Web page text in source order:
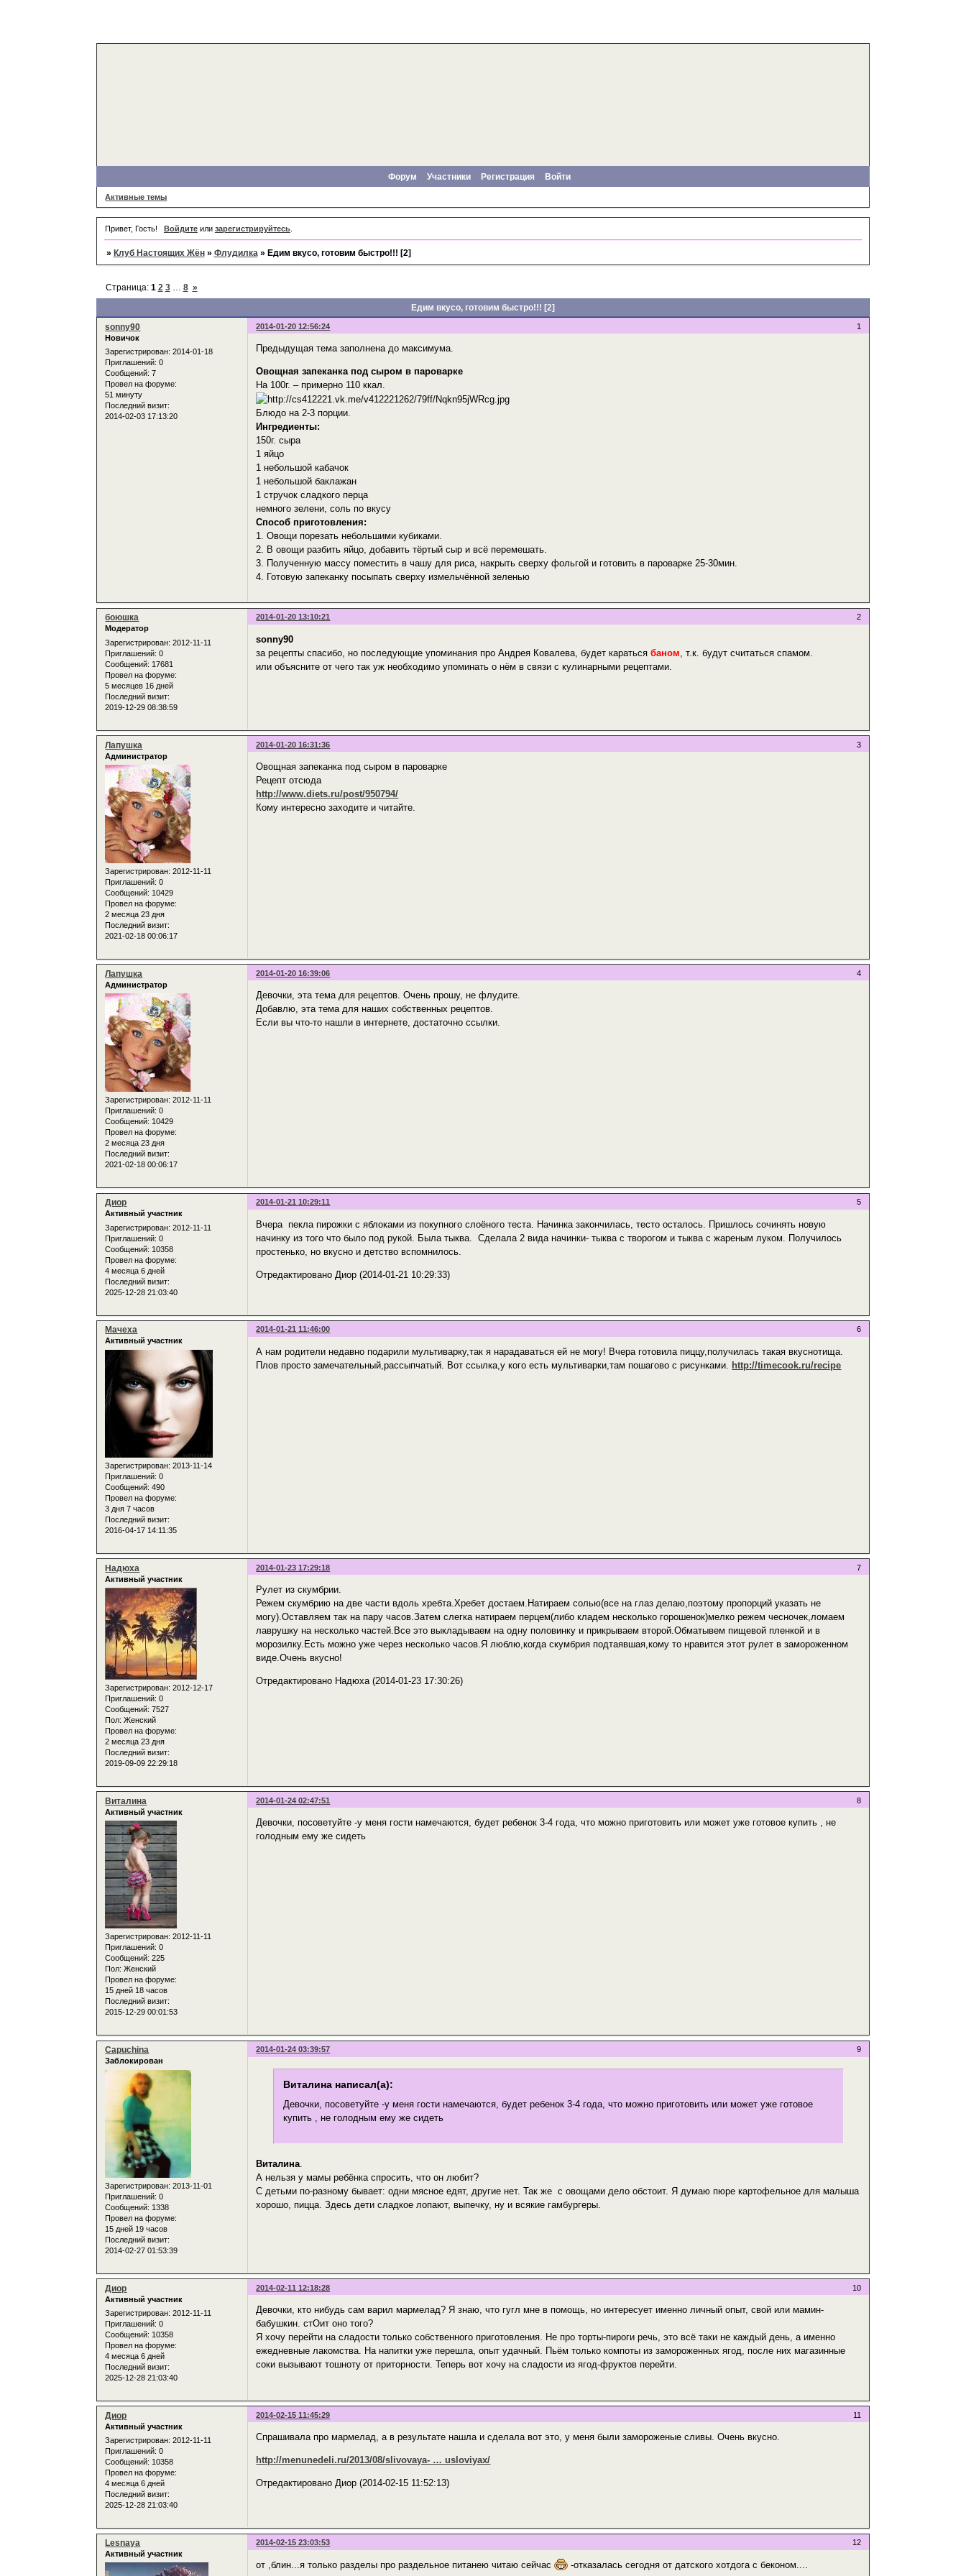
Форум Участники Регистрация Войти
Активные темы
Привет, Гость! Войдитеили зарегистрируйтесь.
» Клуб Настоящих Жён » Флудилка » Едим вкусо, готовим быстро!!! [2]
Едим вкусо, готовим быстро!!! [2]
Страница: 1 2 3 … 8 »
1
2014-01-20 12:56:24
sonny90
Новичок
Зарегистрирован: 2014-01-18
Приглашений: 0
Сообщений: 7
Провел на форуме:
51 минуту
Последний визит:
2014-02-03 17:13:20
Предыдущая тема заполнена до максимума.
Овощная запеканка под сыром в пароварке
На 100г. – примерно 110 ккал.
Блюдо на 2-3 порции.
Ингредиенты:
150г. сыра
1 яйцо
1 небольшой кабачок
1 небольшой баклажан
1 стручок сладкого перца
немного зелени, соль по вкусу
Способ приготовления:
1. Овощи порезать небольшими кубиками.
2. В овощи разбить яйцо, добавить тёртый сыр и всё перемешать.
3. Полученную массу поместить в чашу для риса, накрыть сверху фольгой и готовить в пароварке 25-30мин.
4. Готовую запеканку посыпать сверху измельчённой зеленью
2
2014-01-20 13:10:21
боюшка
Модератор
Зарегистрирован: 2012-11-11
Приглашений: 0
Сообщений: 17681
Провел на форуме:
5 месяцев 16 дней
Последний визит:
2019-12-29 08:38:59
sonny90
за рецепты спасибо, но последующие упоминания про Андрея Ковалева, будет каратьсябаном , т.к. будут считаться спамом.
или объясните от чего так уж необходимо упоминать о нём в связи с кулинарными рецептами.
3
2014-01-20 16:31:36
Лапушка
Администратор
Зарегистрирован: 2012-11-11
Приглашений: 0
Сообщений: 10429
Провел на форуме:
2 месяца 23 дня
Последний визит:
2021-02-18 00:06:17
Овощная запеканка под сыром в пароварке
Рецепт отсюда
http://www.diets.ru/post/950794/
Кому интересно заходите и читайте.
4
2014-01-20 16:39:06
Лапушка
Администратор
Зарегистрирован: 2012-11-11
Приглашений: 0
Сообщений: 10429
Провел на форуме:
2 месяца 23 дня
Последний визит:
2021-02-18 00:06:17
Девочки, эта тема для рецептов. Очень прошу, не флудите.
Добавлю, эта тема для наших собственных рецептов.
Если вы что-то нашли в интернете, достаточно ссылки.
5
2014-01-21 10:29:11
Диор
Активный участник
Зарегистрирован: 2012-11-11
Приглашений: 0
Сообщений: 10358
Провел на форуме:
4 месяца 6 дней
Последний визит:
2025-12-28 21:03:40
Вчера пекла пирожки с яблоками из покупного слоёного теста. Начинка закончилась, тесто осталось. Пришлось сочинять новую
начинку из того что было под рукой. Была тыква. Сделала 2 вида начинки- тыква с творогом и тыква с жареным луком. Получилось
простенько, но вкусно и детство вспомнилось.
Отредактировано Диор (2014-01-21 10:29:33)
6
2014-01-21 11:46:00
Мачеха
Активный участник
Зарегистрирован: 2013-11-14
Приглашений: 0
Сообщений: 490
Провел на форуме:
3 дня 7 часов
Последний визит:
2016-04-17 14:11:35
А нам родители недавно подарили мультиварку,так я нарадаваться ей не могу! Вчера готовила пиццу,получилась такая вкуснотища.
Плов просто замечательный,рассыпчатый. Вот ссылка,у кого есть мультиварки,там пошагово с рисунками.
http://timecook.ru/recipe
7
2014-01-23 17:29:18
Надюха
Активный участник
Зарегистрирован: 2012-12-17
Приглашений: 0
Сообщений: 7527
Пол: Женский
Провел на форуме:
2 месяца 23 дня
Последний визит:
2019-09-09 22:29:18
Рулет из скумбрии.
Режем скумбрию на две части вдоль хребта.Хребет достаем.Натираем солью(все на глаз делаю,поэтому пропорций указать не
могу).Оставляем так на пару часов.Затем слегка натираем перцем(либо кладем несколько горошенок)мелко режем чесночек,ломаем
лаврушку на несколько частей.Все это выкладываем на одну половинку и прикрываем второй.Обматывем пищевой пленкой и в
морозилку.Есть можно уже через несколько часов.Я люблю,когда скумбрия подтаявшая,кому то нравится этот рулет в замороженном
виде.Очень вкусно!
Отредактировано Надюха (2014-01-23 17:30:26)
8
2014-01-24 02:47:51
Виталина
Активный участник
Зарегистрирован: 2012-11-11
Приглашений: 0
Сообщений: 225
Пол: Женский
Провел на форуме:
15 дней 18 часов
Последний визит:
2015-12-29 00:01:53
Девочки, посоветуйте -у меня гости намечаются, будет ребенок 3-4 года, что можно приготовить или может уже готовое купить , не
голодным ему же сидеть
9
2014-01-24 03:39:57
Capuchina
Заблокирован
Зарегистрирован: 2013-11-01
Приглашений: 0
Сообщений: 1338
Провел на форуме:
15 дней 19 часов
Последний визит:
2014-02-27 01:53:39
Виталина написал(а):
Девочки, посоветуйте -у меня гости намечаются, будет ребенок 3-4 года, что можно приготовить или может уже готовое
купить , не голодным ему же сидеть
Виталина.
А нельзя у мамы ребёнка спросить, что он любит?
С детьми по-разному бывает: одни мясное едят, другие нет. Так же с овощами дело обстоит. Я думаю пюре картофельное для малыша
хорошо, пицца. Здесь дети сладкое лопают, выпечку, ну и всякие гамбургеры.
10
2014-02-11 12:18:28
Диор
Активный участник
Зарегистрирован: 2012-11-11
Приглашений: 0
Сообщений: 10358
Провел на форуме:
4 месяца 6 дней
Последний визит:
2025-12-28 21:03:40
Девочки, кто нибудь сам варил мармелад? Я знаю, что гугл мне в помощь, но интересует именно личный опыт, свой или мамин-
бабушкин. стОит оно того?
Я хочу перейти на сладости только собственного приготовления. Не про торты-пироги речь, это всё таки не каждый день, а именно
ежедневные лакомства. На напитки уже перешла, опыт удачный. Пьём только компоты из замороженных ягод, после них магазинные
соки вызывают тошноту от приторности. Теперь вот хочу на сладости из ягод-фруктов перейти.
11
2014-02-15 11:45:29
Диор
Активный участник
Зарегистрирован: 2012-11-11
Приглашений: 0
Сообщений: 10358
Провел на форуме:
4 месяца 6 дней
Последний визит:
2025-12-28 21:03:40
Спрашивала про мармелад, а в результате нашла и сделала вот это, у меня были замороженые сливы. Очень вкусно.
http://menunedeli.ru/2013/08/slivovaya- … usloviyax/
Отредактировано Диор (2014-02-15 11:52:13)
12
2014-02-15 23:03:53
Lesnaya
Активный участник
от ,блин...я только разделы про раздельное питанею читаю сейчас -отказалась сегодня от датского хотдога с беконом....